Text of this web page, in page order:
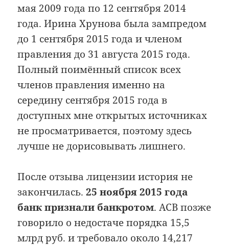
мая 2009 года по 12 сентября 2014
года. Ирина Хрунова была зампредом
до 1 сентября 2015 года и членом
правления до 31 августа 2015 года.
Полный поимённый список всех
членов правления именно на
середину сентября 2015 года в
доступных мне открытых источниках
не просматривается, поэтому здесь
лучше не дорисовывать лишнего.
После отзыва лицензии история не
закончилась.25 ноября 2015 года
банк признали банкротом. АСВ позже
говорило о недостаче порядка 15,5
млрд руб. и требовало около 14,217